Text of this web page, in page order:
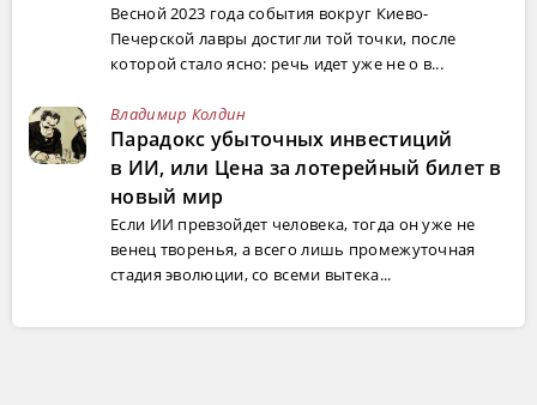
Весной 2023 года события вокруг Киево-
Печерской лавры достигли той точки, после
которой стало ясно: речь идет уже не о в...
Владимир Колдин
Парадокс убыточных инвестиций
в ИИ, или Цена за лотерейный билет в
новый мир
Если ИИ превзойдет человека, тогда он уже не
венец творенья, а всего лишь промежуточная
стадия эволюции, со всеми вытека...